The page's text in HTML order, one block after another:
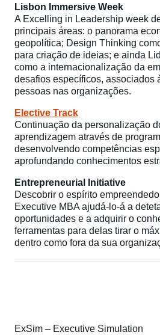
Lisbon Immersive Week
A Excelling in Leadership week
principais áreas: o panorama
geopolítica; Design Thinking
para criação de ideias; e ainda
como a internacionalização da
desafios específicos, associados
pessoas nas organizações.
Elective Track
Continuação da personalização
aprendizagem através de
desenvolvendo competências
aprofundando conhecimentos
Entrepreneurial Initiative
Descobrir o espírito
Executive MBA ajudá-lo-á a
oportunidades e a adquirir o
ferramentas para delas tirar o
dentro como fora da sua
ExSim – Executive Simulation